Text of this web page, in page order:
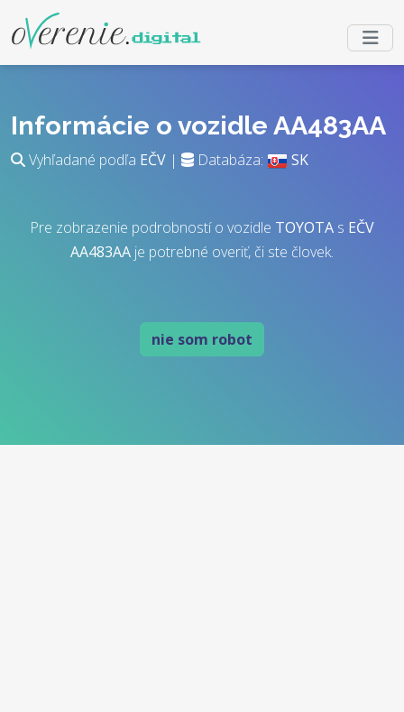
Informácie o vozidle AA483AA
Vyhľadané podľa EČV | Databáza: SK
Pre zobrazenie podrobností o vozidle TOYOTA s EČV
AA483AA je potrebné overiť, či ste človek.
nie som robot